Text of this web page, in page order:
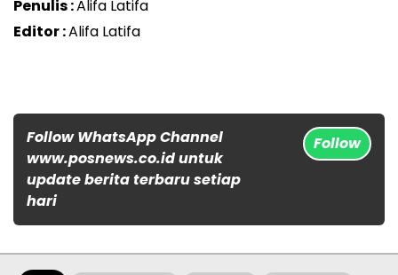
Penulis :Alifa Latifa
Editor :Alifa Latifa
Follow WhatsApp Channel
www.posnews.co.id untuk
update berita terbaru setiap
hari
Follow